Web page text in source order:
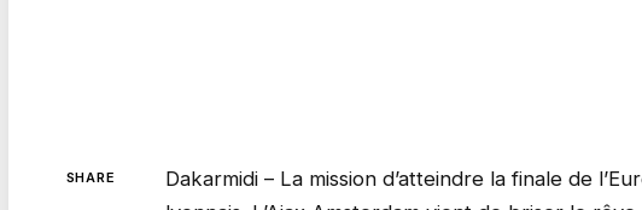
SHARE
Dakarmidi – La mission d’atteindre la finale de